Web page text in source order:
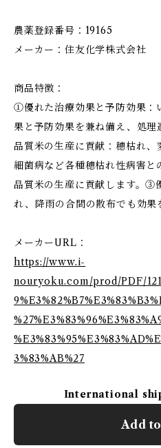
農薬登録番号：19165
メーカー：住友化学株式会社
商品特徴：
①優れた治療効果と予防効果：
果と予防効果を兼ね備え、処
品質米の生産に貢献：穂枯れ
細菌病など各種穂枯れ性病害
品質米の生産に貢献します。③
れ、降雨の合間の散布でも効果
メーカーURL：
https://www.i-
nouryoku.com/prod/PDF/
3%83%AB%27
International
Add